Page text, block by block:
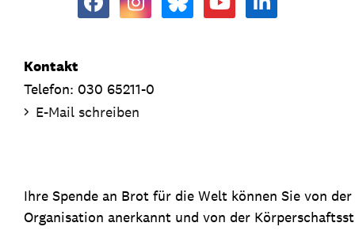
Kontakt
Telefon: 030 65211-0
E-Mail schreiben
Ihre Spende an Brot für die Welt können Sie von
Organisation anerkannt und von der